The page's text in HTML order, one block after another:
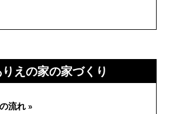
りえの家の家づくり
流れ »